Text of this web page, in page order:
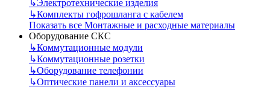
↳Электротехнические изделия
↳Комплекты гофрошланга с кабелем
Показать все Монтажные и расходные материалы
Оборудование СКС
↳Коммутационные модули
↳Коммутационные розетки
↳Оборудование телефонии
↳Оптические панели и аксессуары